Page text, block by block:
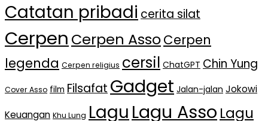
Catatan pribadi cerita silat
Cerpen Cerpen AssoCerpen
legenda Cerpen religius cersil ChatGPT Chin Yung
Cover Asso film Filsafat Gadget Jalan-jalan Jokowi
Keuangan Khu Lung Lagu Lagu Asso Lagu